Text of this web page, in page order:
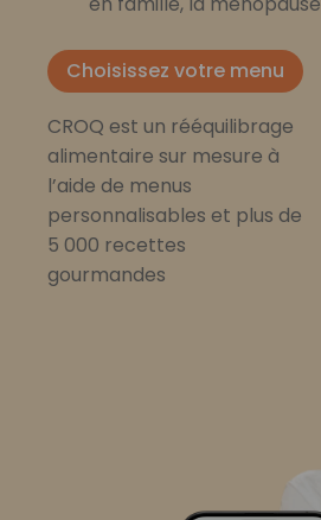
Choisissez votre menu
CROQ est un rééquilibrage
alimentaire sur mesure à
l’aide de menus
personnalisables et plus de
5 000 recettes
gourmandes